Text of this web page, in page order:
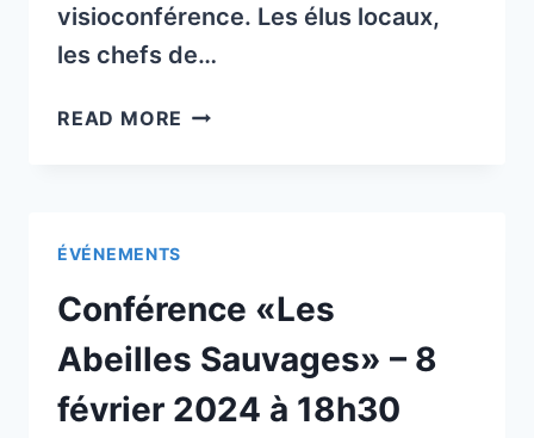
visioconférence. Les élus locaux,
les chefs de…
READ MORE RÉUNION
1ER
MARS
20H
À
ÉVÉNEMENTS
Conférence «Les
Abeilles Sauvages» – 8
février 2024 à 18h30